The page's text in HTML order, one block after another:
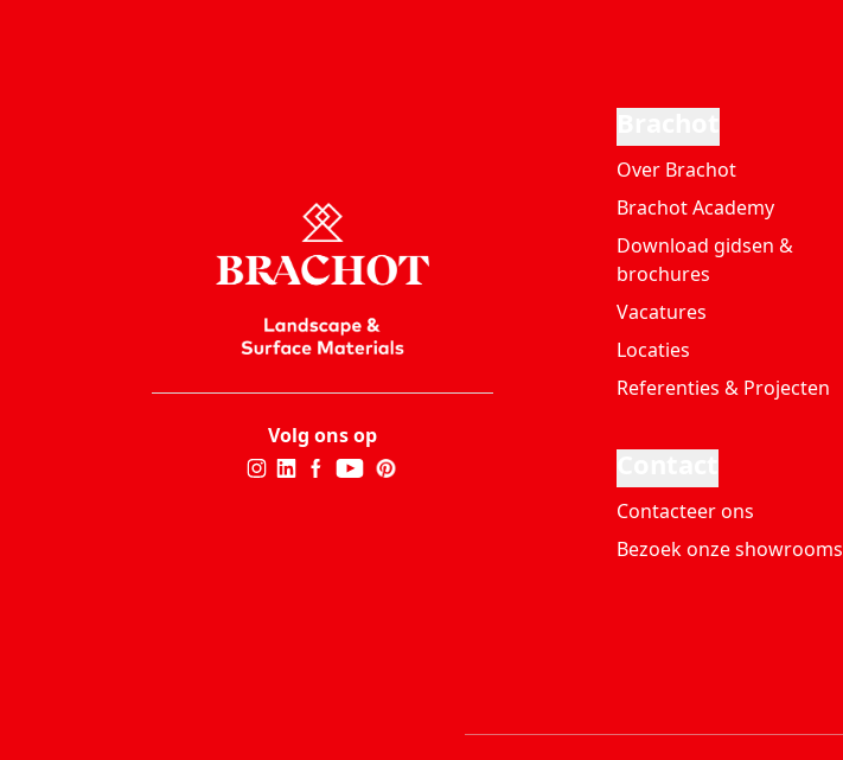
Volg ons op
Over Brachot
Brachot Academy
Download gidsen &
brochures
Vacatures
Locaties
Referenties & Projecten
Contacteer ons
Bezoek onze showrooms